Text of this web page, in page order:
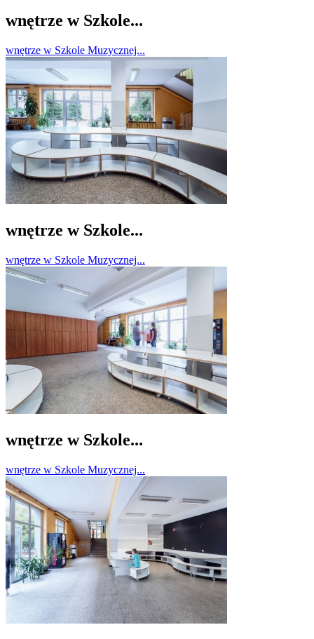
wnętrze w Szkole...
wnętrze w Szkole Muzycznej...
wnętrze w Szkole...
wnętrze w Szkole Muzycznej...
wnętrze w Szkole...
wnętrze w Szkole Muzycznej...